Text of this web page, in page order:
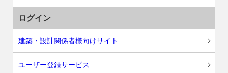
ログイン
建築・設計関係者様向けサイト
ユーザー登録サービス